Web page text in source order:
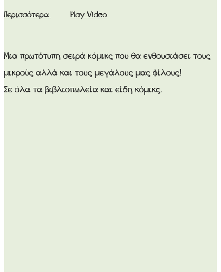
Περισσότερα Play Video
Μια πρωτότυπη σειρά κόμικς που θα ενθουσιάσει τους
μικρούς αλλά και τους μεγάλους μας φίλους!
Σε όλα τα βιβλιοπωλεία και είδη κόμικς.